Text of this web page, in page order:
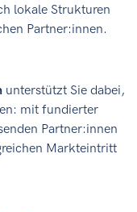
lokale Strukturen
Partner:innen.
unterstützt Sie dabei,
mit fundierter
Partner:innen
Markteintritt